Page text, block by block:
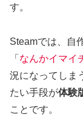
す。
Steamでは、自
「 なんかイマイ
況になってしま
たい手段が体験
ことです。